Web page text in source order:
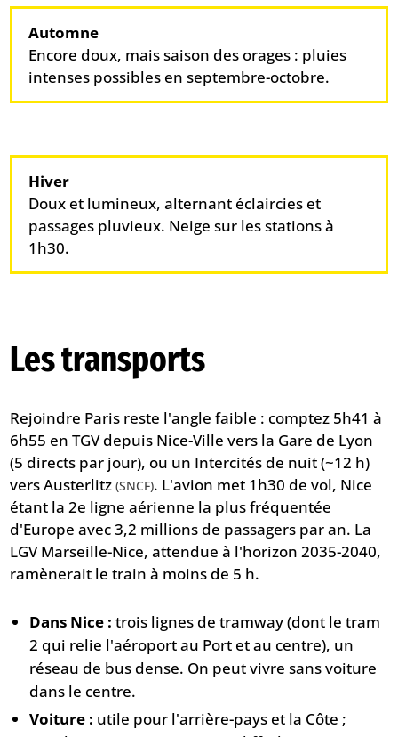
Automne
Encore doux, mais saison des orages : pluies
intenses possibles en septembre-octobre.
Hiver
Doux et lumineux, alternant éclaircies et
passages pluvieux. Neige sur les stations à
1h30.
Les transports
Rejoindre Paris reste l'angle faible : comptez 5h41 à
6h55 en TGV depuis Nice-Ville vers la Gare de Lyon
(5 directs par jour), ou un Intercités de nuit (~12 h)
vers Austerlitz(SNCF). L'avion met 1h30 de vol, Nice
étant la 2e ligne aérienne la plus fréquentée
d'Europe avec 3,2 millions de passagers par an. La
LGV Marseille-Nice, attendue à l'horizon 2035-2040,
ramènerait le train à moins de 5 h.
Dans Nice : trois lignes de tramway (dont le tram
2 qui relie l'aéroport au Port et au centre), un
réseau de bus dense. On peut vivre sans voiture
dans le centre.
Voiture : utile pour l'arrière-pays et la Côte ;